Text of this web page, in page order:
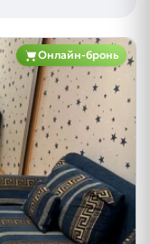
Онлайн-бронь